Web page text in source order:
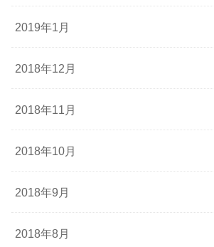
2019年1月
2018年12月
2018年11月
2018年10月
2018年9月
2018年8月